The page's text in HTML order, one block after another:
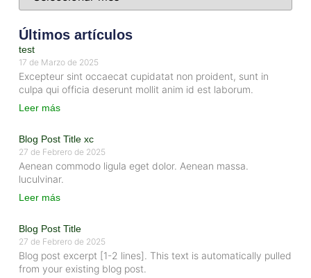
Últimos artículos
test
17 de Marzo de 2025
Excepteur sint occaecat cupidatat non proident, sunt in
culpa qui officia deserunt mollit anim id est laborum.
Leer más
Blog Post Title xc
27 de Febrero de 2025
Aenean commodo ligula eget dolor. Aenean massa.
luculvinar.
Leer más
Blog Post Title
27 de Febrero de 2025
Blog post excerpt [1-2 lines]. This text is automatically pulled
from your existing blog post.